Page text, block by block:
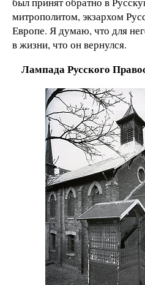
митрополитом, экзархом
Европе. Я думаю, что для
в жизни, что он вернулся.
Лампада Русского